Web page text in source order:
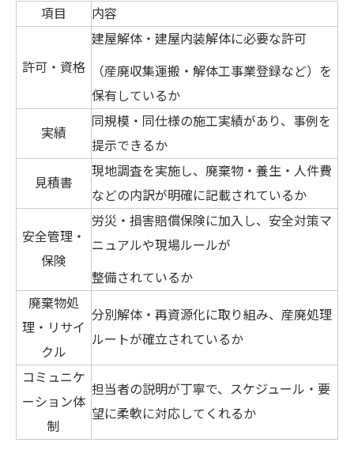
項目 内容
許可・資格
建屋解体・建屋内装解体に必要な許可
（産廃収集運搬・解体工事業登録など）を
保有しているか
実績
同規模・同仕様の施工実績があり、事例を
提示できるか
見積書
現地調査を実施し、廃棄物・養生・人件費
などの内訳が明確に記載されているか
安全管理・
保険
労災・損害賠償保険に加入し、安全対策マ
ニュアルや現場ルールが
整備されているか
廃棄物処
理・リサイ
クル
分別解体・再資源化に取り組み、産廃処理
ルートが確立されているか
コミュニケ
ーション体
制
担当者の説明が丁寧で、スケジュール・要
望に柔軟に対応してくれるか